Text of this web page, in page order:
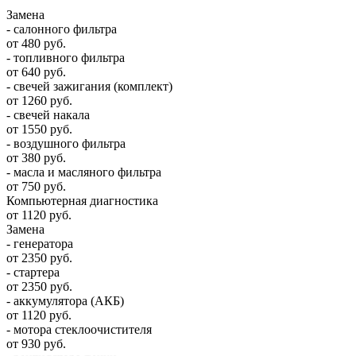
Замена
- салонного фильтра
от 480 руб.
- топливного фильтра
от 640 руб.
- свечей зажигания (комплект)
от 1260 руб.
- свечей накала
от 1550 руб.
- воздушного фильтра
от 380 руб.
- масла и масляного фильтра
от 750 руб.
Компьютерная диагностика
от 1120 руб.
Замена
- генератора
от 2350 руб.
- стартера
от 2350 руб.
- аккумулятора (АКБ)
от 1120 руб.
- мотора стеклоочистителя
от 930 руб.